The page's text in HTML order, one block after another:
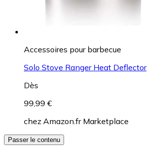
Accessoires pour barbecue
Solo Stove Ranger Heat Deflector
Dès
99,99 €
chez Amazon.fr Marketplace
Passer le contenu